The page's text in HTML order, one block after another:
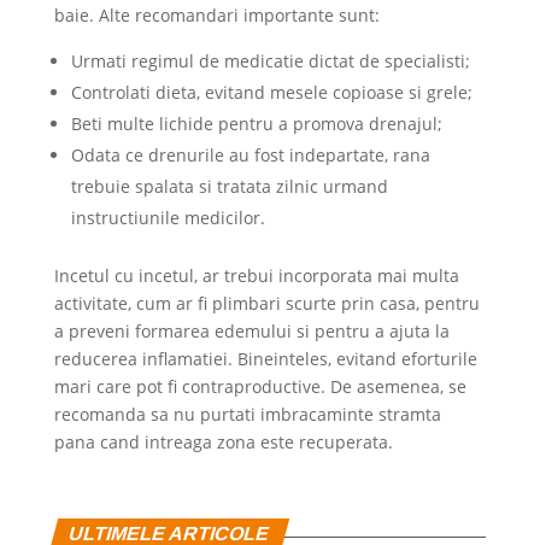
baie. Alte recomandari importante sunt:
Urmati regimul de medicatie dictat de specialisti;
Controlati dieta, evitand mesele copioase si grele;
Beti multe lichide pentru a promova drenajul;
Odata ce drenurile au fost indepartate, rana
trebuie spalata si tratata zilnic urmand
instructiunile medicilor.
Incetul cu incetul, ar trebui incorporata mai multa
activitate, cum ar fi plimbari scurte prin casa, pentru
a preveni formarea edemului si pentru a ajuta la
reducerea inflamatiei. Bineinteles, evitand eforturile
mari care pot fi contraproductive. De asemenea, se
recomanda sa nu purtati imbracaminte stramta
pana cand intreaga zona este recuperata.
ULTIMELE ARTICOLE